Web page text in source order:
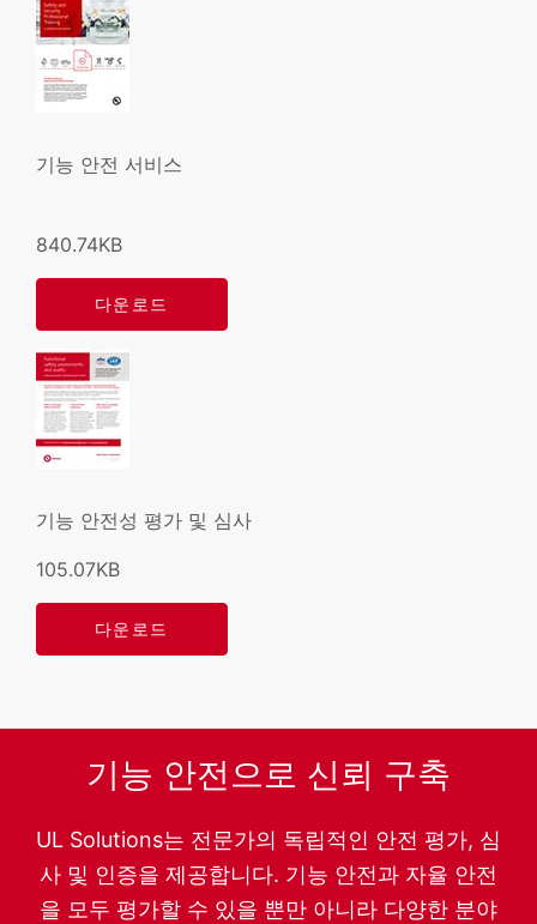
기능 안전 서비스
840.74KB
다운로드
기능 안전성 평가 및 심사
105.07KB
다운로드
기능 안전으로 신뢰 구축
UL Solutions는 전문가의 독립적인 안전 평가, 심
사 및 인증을 제공합니다. 기능 안전과 자율 안전
을 모두 평가할 수 있을 뿐만 아니라 다양한 분야